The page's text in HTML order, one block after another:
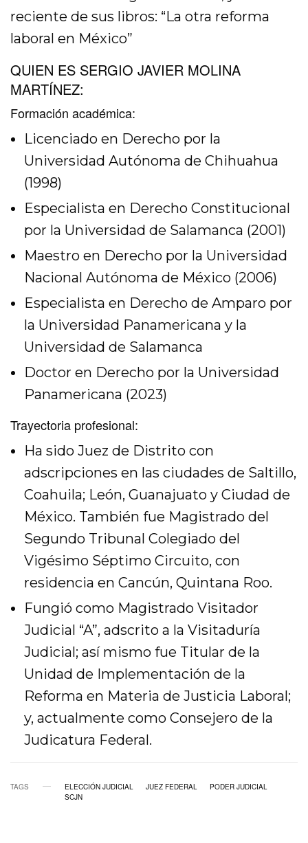
reciente de sus libros: “La otra reforma
laboral en México”
QUIEN ES SERGIO JAVIER MOLINA
MARTÍNEZ:
Formación académica:
Licenciado en Derecho por la
Universidad Autónoma de Chihuahua
(1998)
Especialista en Derecho Constitucional
por la Universidad de Salamanca (2001)
Maestro en Derecho por la Universidad
Nacional Autónoma de México (2006)
Especialista en Derecho de Amparo por
la Universidad Panamericana y la
Universidad de Salamanca
Doctor en Derecho por la Universidad
Panamericana (2023)
Trayectoria profesional:
Ha sido Juez de Distrito con
adscripciones en las ciudades de Saltillo,
Coahuila; León, Guanajuato y Ciudad de
México. También fue Magistrado del
Segundo Tribunal Colegiado del
Vigésimo Séptimo Circuito, con
residencia en Cancún, Quintana Roo.
Fungió como Magistrado Visitador
Judicial “A”, adscrito a la Visitaduría
Judicial; así mismo fue Titular de la
Unidad de Implementación de la
Reforma en Materia de Justicia Laboral;
y, actualmente como Consejero de la
Judicatura Federal.
TAGS ELECCIÓN JUDICIAL JUEZ FEDERAL
PODER JUDICIAL
SCJN